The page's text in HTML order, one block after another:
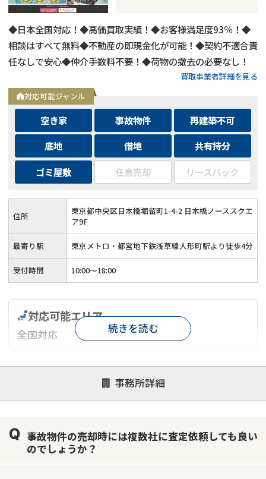
◆日本全国対応！◆高価買取実績！◆お客様満足度93％！◆
相談はすべて無料◆不動産の即現金化が可能！◆契約不適合責
任なしで安心◆仲介手数料不要！◆荷物の撤去の必要なし！
買取事業者詳細を見る
対応可能ジャンル
空き家 事故物件
再建築不可
底地
借地
共有持分
ゴミ屋敷
任意売却 リースバック
住所
東京都中央区日本橋堀留町1-4-2 日本橋ノーススクエ
ア9F
最寄り駅 東京メトロ・都営地下鉄浅草線人形町駅より徒歩4分
受付時間 10:00～18:00
事務所詳細
対応可能エリア
全国対応
対応が親身 オンライン面談可能
レスポンスが早い
1億円以上の買取可
続きを読む
事故物件の売却時には複数社に査定依頼しても良い
のでしょうか？